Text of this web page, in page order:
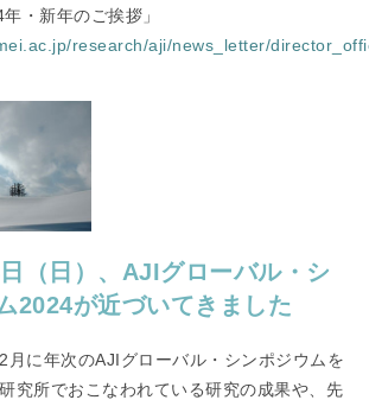
・新年のご挨拶」
research/aji/news_letter/
（日）、AJIグローバル・シ
2024が近づいてきました
月に年次のAJIグローバル・シンポジウムを
究所でおこなわれている研究の成果や、先